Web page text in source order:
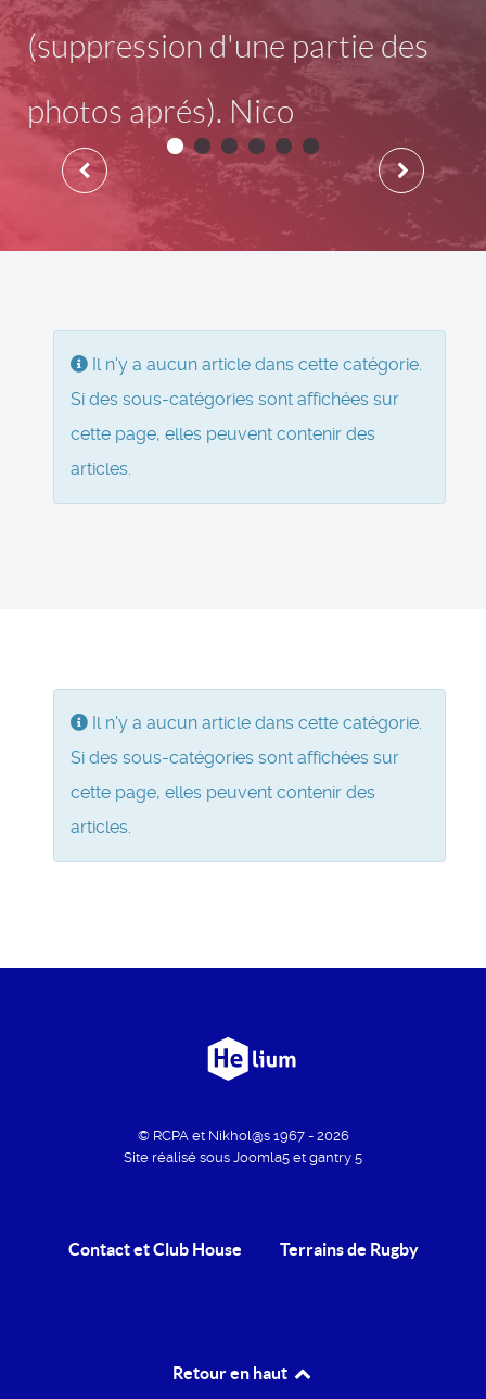
(suppression d'une partie des
photos aprés). Nico
Information
Il n'y a aucun article dans cette catégorie.
Si des sous-catégories sont affichées sur
cette page, elles peuvent contenir des
articles.
Information
Il n'y a aucun article dans cette catégorie.
Si des sous-catégories sont affichées sur
cette page, elles peuvent contenir des
articles.
© RCPA et Nikhol@s 1967 - 2026
Site réalisé sous Joomla5 et gantry 5
Contact et Club House Terrains de Rugby
Retour en haut